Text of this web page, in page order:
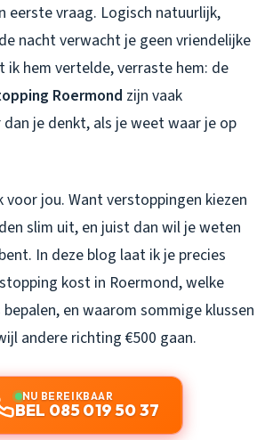
eerste vraag. Logisch natuurlijk,
nacht verwacht je geen vriendelijke
ik hem vertelde, verraste hem: de
Roermond zijn vaak
je denkt, als je weet waar je op
jou. Want verstoppingen kiezen
slim uit, en juist dan wil je weten
In deze blog laat ik je precies
kost in Roermond, welke
en waarom sommige klussen
andere richting €500 gaan.
NU BEREIKBAAR
BEL 085 019 50 37